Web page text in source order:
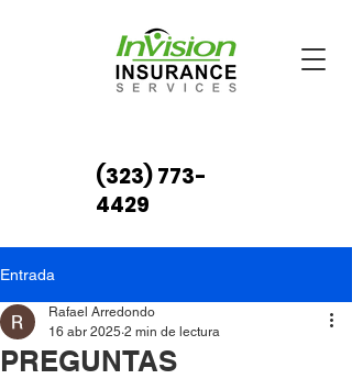
(323) 773-
4429
Entrada
PREGUNTAS
Rafael Arredondo
16 abr 2025 2 min de lectura